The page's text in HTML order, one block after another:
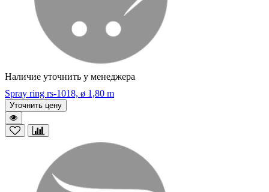
Наличие уточнить у менеджера
Spray ring rs-1018, ø 1,80 m
Уточнить цену